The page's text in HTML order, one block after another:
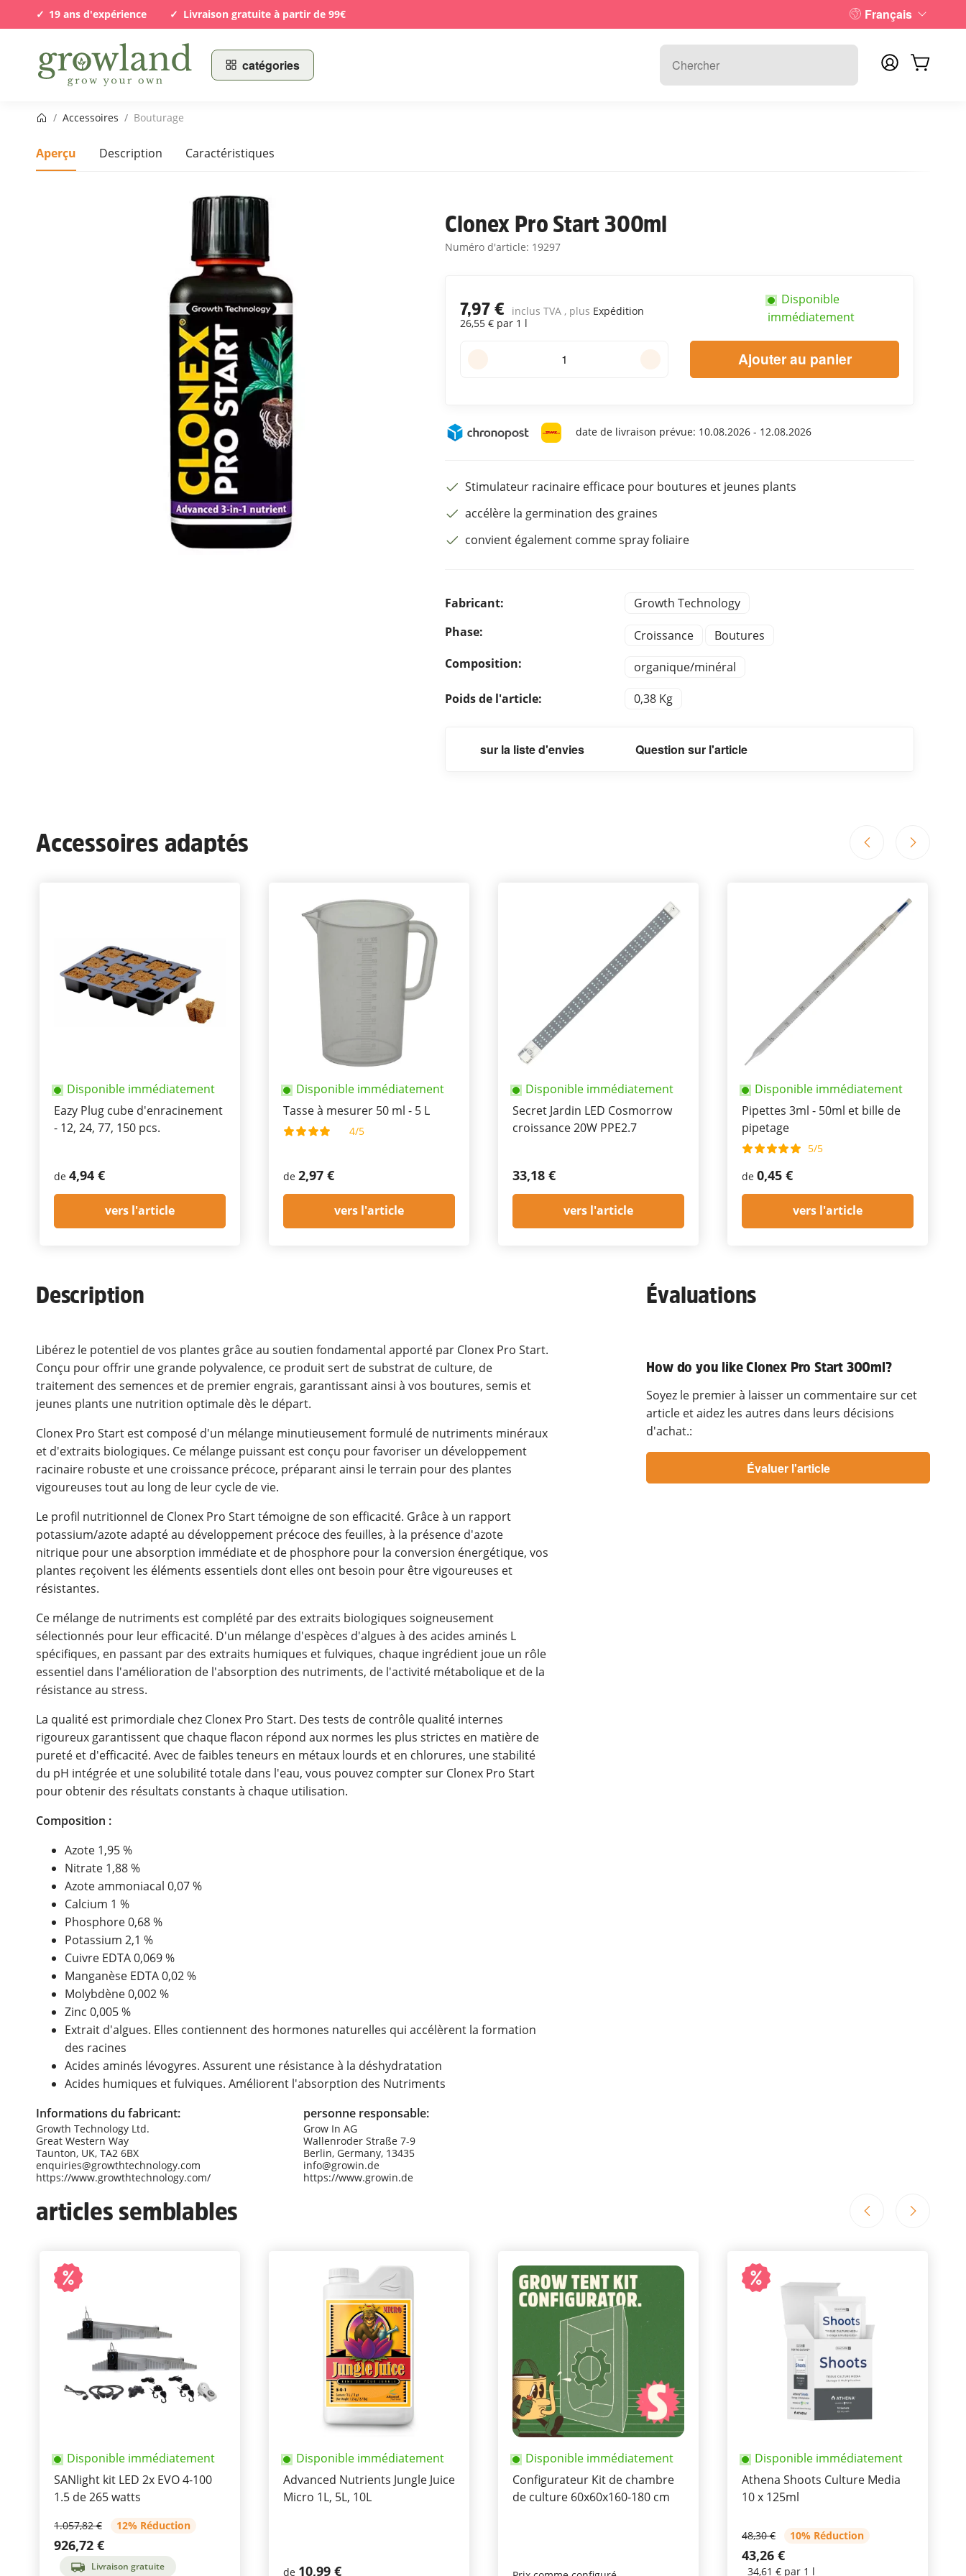
19 ans d'expérience Livraison gratuite à partir de 99€ Français
catégories
Page d’accueil
/ Accessoires / Bouturage
Aperçu Description Caractéristiques
Clonex Pro Start 300ml
Numéro d'article: 19297
7,97 € inclus TVA , plus Expédition
26,55 € par 1 l
Disponible
immédiatement
Ajouter au panier
date de livraison prévue: 10.08.2026 - 12.08.2026
Stimulateur racinaire efficace pour boutures et jeunes plants
accélère la germination des graines
convient également comme spray foliaire
Fabricant:
Growth Technology
Phase:
Croissance
Boutures
Composition:
organique/minéral
Poids de l'article:
0,38 Kg
sur la liste d'envies Question sur l'article
Accessoires adaptés
Disponible immédiatement
Eazy Plug cube d'enracinement
- 12, 24, 77, 150 pcs.
de 4,94 €
vers l'article
Disponible immédiatement
Tasse à mesurer 50 ml - 5 L
4/5
de 2,97 €
vers l'article
Disponible immédiatement
Secret Jardin LED Cosmorrow
croissance 20W PPE2.7
33,18 €
vers l'article
Disponible immédiatement
Pipettes 3ml - 50ml et bille de
pipetage
5/5
de 0,45 €
vers l'article
Description
Libérez le potentiel de vos plantes grâce au soutien fondamental apporté par Clonex Pro Start.
Conçu pour offrir une grande polyvalence, ce produit sert de substrat de culture, de
traitement des semences et de premier engrais, garantissant ainsi à vos boutures, semis et
jeunes plants une nutrition optimale dès le départ.
Clonex Pro Start est composé d'un mélange minutieusement formulé de nutriments minéraux
et d'extraits biologiques. Ce mélange puissant est conçu pour favoriser un développement
racinaire robuste et une croissance précoce, préparant ainsi le terrain pour des plantes
vigoureuses tout au long de leur cycle de vie.
Le profil nutritionnel de Clonex Pro Start témoigne de son efficacité. Grâce à un rapport
potassium/azote adapté au développement précoce des feuilles, à la présence d'azote
nitrique pour une absorption immédiate et de phosphore pour la conversion énergétique, vos
plantes reçoivent les éléments essentiels dont elles ont besoin pour être vigoureuses et
résistantes.
Ce mélange de nutriments est complété par des extraits biologiques soigneusement
sélectionnés pour leur efficacité. D'un mélange d'espèces d'algues à des acides aminés L
spécifiques, en passant par des extraits humiques et fulviques, chaque ingrédient joue un rôle
essentiel dans l'amélioration de l'absorption des nutriments, de l'activité métabolique et de la
résistance au stress.
La qualité est primordiale chez Clonex Pro Start. Des tests de contrôle qualité internes
rigoureux garantissent que chaque flacon répond aux normes les plus strictes en matière de
pureté et d'efficacité. Avec de faibles teneurs en métaux lourds et en chlorures, une stabilité
du pH intégrée et une solubilité totale dans l'eau, vous pouvez compter sur Clonex Pro Start
pour obtenir des résultats constants à chaque utilisation.
Composition :
Azote 1,95 %
Nitrate 1,88 %
Azote ammoniacal 0,07 %
Calcium 1 %
Phosphore 0,68 %
Potassium 2,1 %
Cuivre EDTA 0,069 %
Manganèse EDTA 0,02 %
Molybdène 0,002 %
Zinc 0,005 %
Extrait d'algues. Elles contiennent des hormones naturelles qui accélèrent la formation
des racines
Acides aminés lévogyres. Assurent une résistance à la déshydratation
Acides humiques et fulviques. Améliorent l'absorption des Nutriments
Informations du fabricant:
Growth Technology Ltd.
Great Western Way
Taunton, UK, TA2 6BX
enquiries@growthtechnology.com
https://www.growthtechnology.com/
personne responsable:
Grow In AG
Wallenroder Straße 7-9
Berlin, Germany, 13435
info@growin.de
https://www.growin.de
Évaluations
How do you like Clonex Pro Start 300ml?
Soyez le premier à laisser un commentaire sur cet
article et aidez les autres dans leurs décisions
d'achat.:
articles semblables
Disponible immédiatement
SANlight kit LED 2x EVO 4-100
1.5 de 265 watts
1.057,82 € 12% Réduction
926,72 €
Livraison gratuite
Disponible immédiatement
Advanced Nutrients Jungle Juice
Micro 1L, 5L, 10L
de 10,99 €
Disponible immédiatement
Configurateur Kit de chambre
de culture 60x60x160-180 cm
Disponible immédiatement
Athena Shoots Culture Media
10 x 125ml
48,30 € 10% Réduction
43,26 €
34,61 € par 1 l